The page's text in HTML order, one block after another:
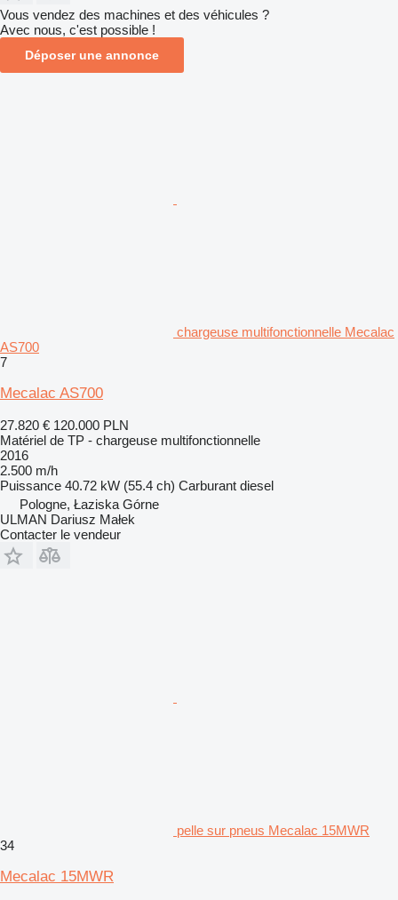
Vous vendez des machines et des véhicules ?
Avec nous, c'est possible !
Déposer une annonce
chargeuse multifonctionnelle Mecalac
AS700
7
Mecalac AS700
27.820 € 120.000 PLN
Matériel de TP - chargeuse multifonctionnelle
2016
2.500 m/h
Puissance 40.72 kW (55.4 ch) Carburant diesel
Pologne, Łaziska Górne
ULMAN Dariusz Małek
Contacter le vendeur
pelle sur pneus Mecalac 15MWR
34
Mecalac 15MWR